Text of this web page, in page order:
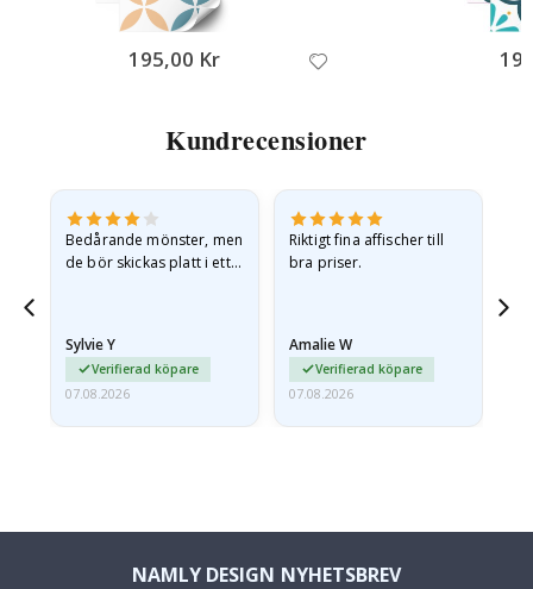
195,00 Kr
Kundrecensioner
Bedårande mönster, men
de bör skickas platt i ett
Sylvie Y
Verifierad köpare
07.08.2026
Riktigt fina affischer till
bra priser.
Amalie W
Verifierad köpare
07.08.2026
NAMLY DESIGN NYHETSBREV